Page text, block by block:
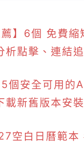
】6個 免費縮
析點擊、連結
個安全可用的
載新舊版本安
空白日曆範本